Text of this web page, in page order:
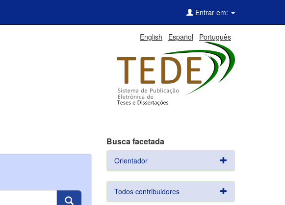
Entrar em:
English Español Português
Busca facetada
Orientador
Todos contribuidores